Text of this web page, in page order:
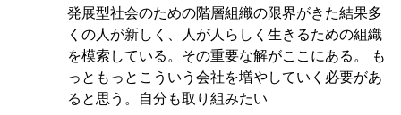
発展型社会のための階層組織の限界がきた結果多
くの人が新しく、人が人らしく生きるための組織
を模索している。その重要な解がここにある。 も
っともっとこういう会社を増やしていく必要があ
ると思う。自分も取り組みたい